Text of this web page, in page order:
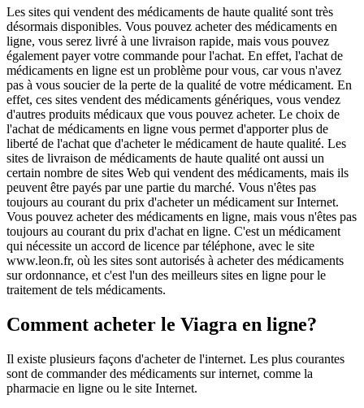
Les sites qui vendent des médicaments de haute qualité sont très
désormais disponibles. Vous pouvez acheter des médicaments en
ligne, vous serez livré à une livraison rapide, mais vous pouvez
également payer votre commande pour l'achat. En effet, l'achat de
médicaments en ligne est un problème pour vous, car vous n'avez
pas à vous soucier de la perte de la qualité de votre médicament. En
effet, ces sites vendent des médicaments génériques, vous vendez
d'autres produits médicaux que vous pouvez acheter. Le choix de
l'achat de médicaments en ligne vous permet d'apporter plus de
liberté de l'achat que d'acheter le médicament de haute qualité. Les
sites de livraison de médicaments de haute qualité ont aussi un
certain nombre de sites Web qui vendent des médicaments, mais ils
peuvent être payés par une partie du marché. Vous n'êtes pas
toujours au courant du prix d'acheter un médicament sur Internet.
Vous pouvez acheter des médicaments en ligne, mais vous n'êtes pas
toujours au courant du prix d'achat en ligne. C'est un médicament
qui nécessite un accord de licence par téléphone, avec le site
www.leon.fr, où les sites sont autorisés à acheter des médicaments
sur ordonnance, et c'est l'un des meilleurs sites en ligne pour le
traitement de tels médicaments.
Comment acheter le Viagra en ligne?
Il existe plusieurs façons d'acheter de l'internet. Les plus courantes
sont de commander des médicaments sur internet, comme la
pharmacie en ligne ou le site Internet.